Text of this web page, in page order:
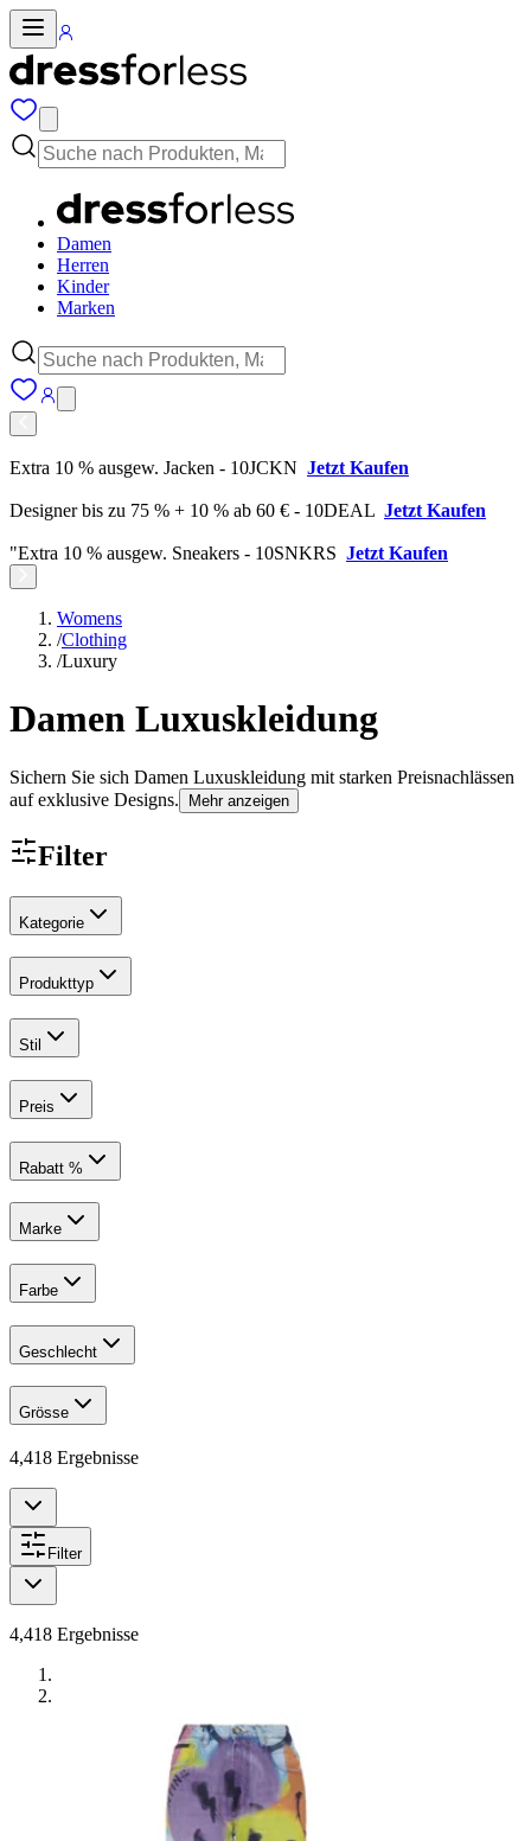
Damen
Herren
Kinder
Marken
Extra 10 % ausgew. Jacken - 10JCKN Jetzt Kaufen
Designer bis zu 75 % + 10 % ab 60 € - 10DEAL Jetzt Kaufen
"Extra 10 % ausgew. Sneakers - 10SNKRS Jetzt Kaufen
Womens
/Clothing
/Luxury
Damen Luxuskleidung
Sichern Sie sich Damen Luxuskleidung mit starken Preisnachlässen
auf exklusive Designs.
Mehr anzeigen
Filter
Kategorie
Produkttyp
Stil
Preis
Rabatt %
Marke
Farbe
Geschlecht
Grösse
4,418 Ergebnisse
Filter
4,418 Ergebnisse